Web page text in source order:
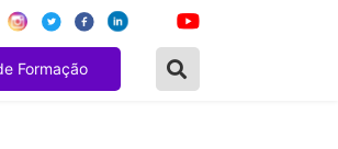
Formação